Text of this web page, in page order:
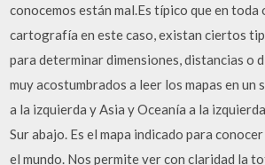
conocemos están mal.Es típico que en toda
cartografía en este caso, existan ciertos
para determinar dimensiones, distancias o
muy acostumbrados a leer los mapas en un
a la izquierda y Asia y Oceanía a la
Sur abajo. Es el mapa indicado para
el mundo. Nos permite ver con claridad la